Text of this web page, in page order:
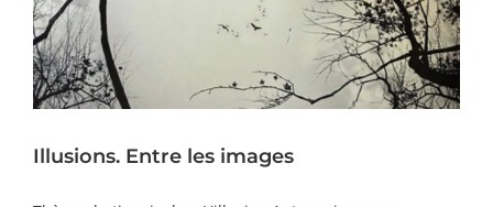
Illusions. Entre les images